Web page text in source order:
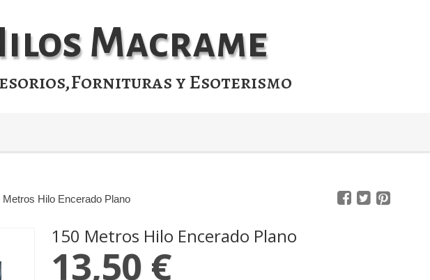
Macrame
y Esoterismo
Metros Hilo Encerado Plano
150 Metros Hilo Encerado Plano
13,50 €